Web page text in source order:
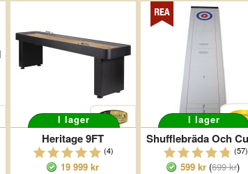
I lager
Heritage 9FT
(4)
19 999 kr
I lager
(57)
599 kr (699 kr)